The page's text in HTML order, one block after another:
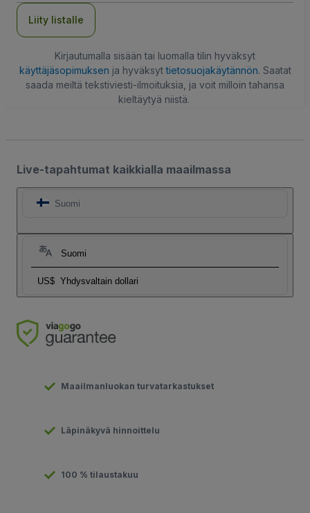
Liity listalle
Kirjautumalla sisään tai luomalla tilin hyväksyt
käyttäjäsopimuksen ja hyväksyttietosuojakäytännön. Saatat
saada meiltä tekstiviesti-ilmoituksia, ja voit milloin tahansa
kieltäytyä niistä.
Live-tapahtumat kaikkialla maailmassa
Suomi
Suomi
US$ Yhdysvaltain dollari
Maailmanluokan turvatarkastukset
Läpinäkyvä hinnoittelu
100 % tilaustakuu